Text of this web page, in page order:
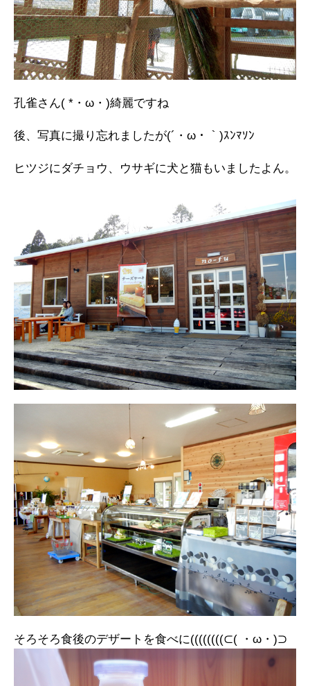
孔雀さん( *・ω・)綺麗ですね
後、写真に撮り忘れましたが(´・ω・｀)ｽﾝﾏｿﾝ
ヒツジにダチョウ、ウサギに犬と猫もいましたよん。
そろそろ食後のデザートを食べに((((((((⊂( ・ω・)⊃